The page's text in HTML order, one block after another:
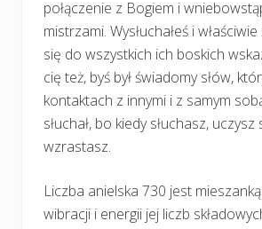
połączenie z Bogiem i
mistrzami. Wysłuchałeś i
się do wszystkich ich boskich
cię też, byś był świadomy słów,
kontaktach z innymi i z samym
słuchał, bo kiedy słuchasz,
wzrastasz.
Liczba anielska 730 jest
wibracji i energii jej liczb